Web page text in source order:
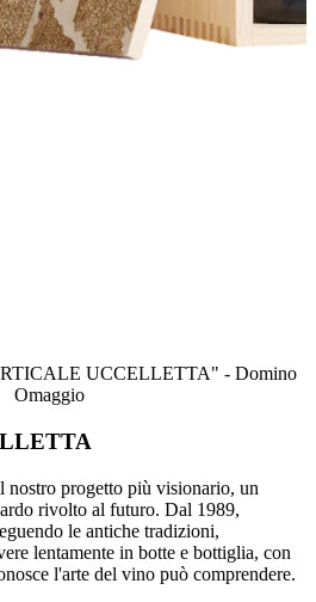
UCCELLETTA" - Domino
Omaggio
nostro progetto più visionario, un
rivolto al futuro. Dal 1989,
le antiche tradizioni,
lentamente in botte e bottiglia, con
l'arte del vino può comprendere.